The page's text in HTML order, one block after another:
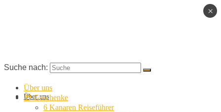
Über uns
Suche nach:
Über uns
🎁 Geschenke
6 Kanaren Reiseführer
×